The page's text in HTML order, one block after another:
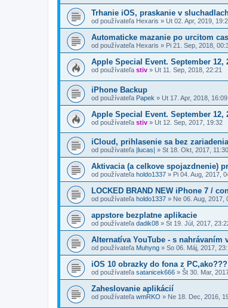
Trhanie iOS, praskanie v
od používateľa Hexaris » Ut 02. Apr, 2019,
Automaticke mazanie po urcitom
od používateľa Hexaris » Pi 21. Sep, 2018,
Apple Special Event. September 12,
od používateľa stiv » Ut 11. Sep, 2018, 22:21
iPhone Backup
od používateľa Papek » Ut 17. Apr, 2018, 16:09
Apple Special Event. September 12,
od používateľa stiv » Ut 12. Sep, 2017, 19:32
iCloud, prihlasenie sa bez zariadenia
od používateľa |lucas| » St 18. Okt, 2017, 11:30
Aktivacia (a celkove spojazdnenie)
od používateľa holdo1337 » Pi 04. Aug, 2017,
LOCKED BRAND NEW iPhone 7 /
od používateľa holdo1337 » Ne 06. Aug, 2017,
appstore bezplatne aplikacie
od používateľa dadik08 » St 19. Júl, 2017,
Alternatíva YouTube - s nahrávaním
od používateľa Muhyng » So 06. Máj, 2017,
iOS 10 obrazky do fona z PC,ako???
od používateľa satanicek666 » Št 30. Mar,
Zaheslovanie aplikácií
od používateľa wmRKO » Ne 18. Dec, 2016,